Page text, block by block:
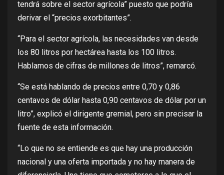
tendrá sobre el sector agrícola” puesto que podría
derivar el “precios exorbitantes”.
“Para el sector agrícola, las necesidades van desde
los 80 litros por hectárea hasta los 100 litros.
Hablamos de cifras de millones de litros”, remarcó.
“Se está hablando de precios entre 0,70 y 0,86
centavos de dólar hasta 0,90 centavos de dólar por un
litro”, explicó el dirigente gremial, pero sin precisar la
fuente de esta información.
“Lo que no se entiende es que hay una producción
nacional y una oferta importada y no hay manera de